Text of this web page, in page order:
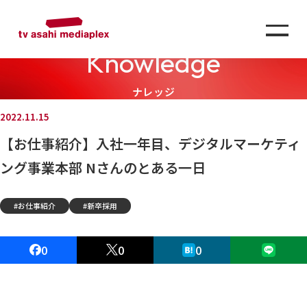
Knowledge
ナレッジ
2022.11.15
【お仕事紹介】入社一年目、デジタルマーケティ
ング事業本部 Nさんのとある一日
お仕事紹介 新卒採用
0 0 0